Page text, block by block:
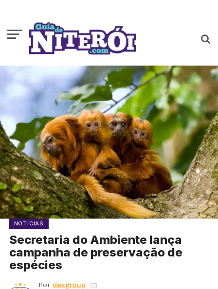
NOTÍCIAS
Secretaria do Ambiente lança
campanha de preservação de
espécies
Por dexgroup